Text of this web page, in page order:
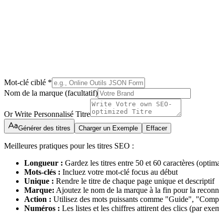
Mot-clé ciblé *
Nom de la marque (facultatif)
Or Write Personnalisé Titre
Générer des titres Charger un Exemple Effacer
Meilleures pratiques pour les titres SEO :
Longueur : Gardez les titres entre 50 et 60 caractères
Mots-clés : Incluez votre mot-clé focus au début
Unique : Rendre le titre de chaque page unique et descriptif
Marque: Ajoutez le nom de la marque à la fin pour la
Action : Utilisez des mots puissants comme "Guide",
Numéros : Les listes et les chiffres attirent des clics (par